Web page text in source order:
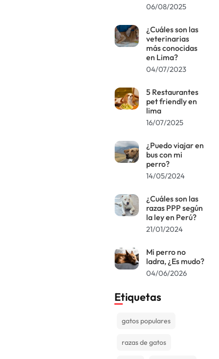
06/08/2025
¿Cuáles son las
veterinarias
más conocidas
en Lima?
04/07/2023
5 Restaurantes
pet friendly en
lima
16/07/2025
¿Puedo viajar en
bus con mi
perro?
14/05/2024
¿Cuáles son las
razas PPP según
la ley en Perú?
21/01/2024
Mi perro no
ladra, ¿Es mudo?
04/06/2026
Etiquetas
gatos populares
razas de gatos